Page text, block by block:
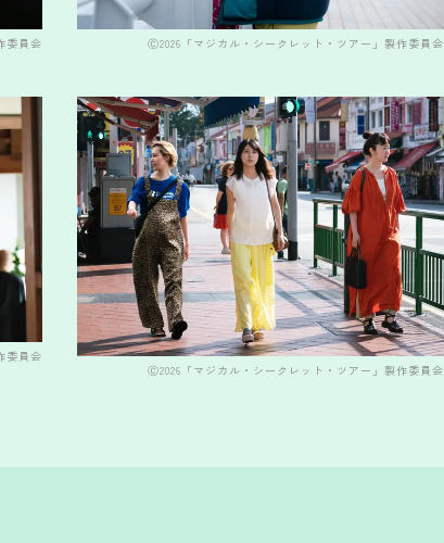
委員会 Ⓒ2026「マジカル・シークレット・ツアー」製作委員会
委員会
Ⓒ2026「マジカル・シークレット・ツアー」製作委員会